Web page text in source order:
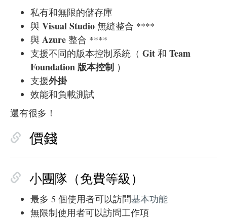
私有和無限的儲存庫
與 Visual Studio 無縫整合 ****
與 Azure 整合 ****
支援不同的版本控制系統（ Git 和 Team
Foundation 版本控制 ）
支援外掛
效能和負載測試
還有很多！
價錢
小團隊（免費等級）
最多 5 個使用者可以訪問基本功能
無限制使用者可以訪問工作項